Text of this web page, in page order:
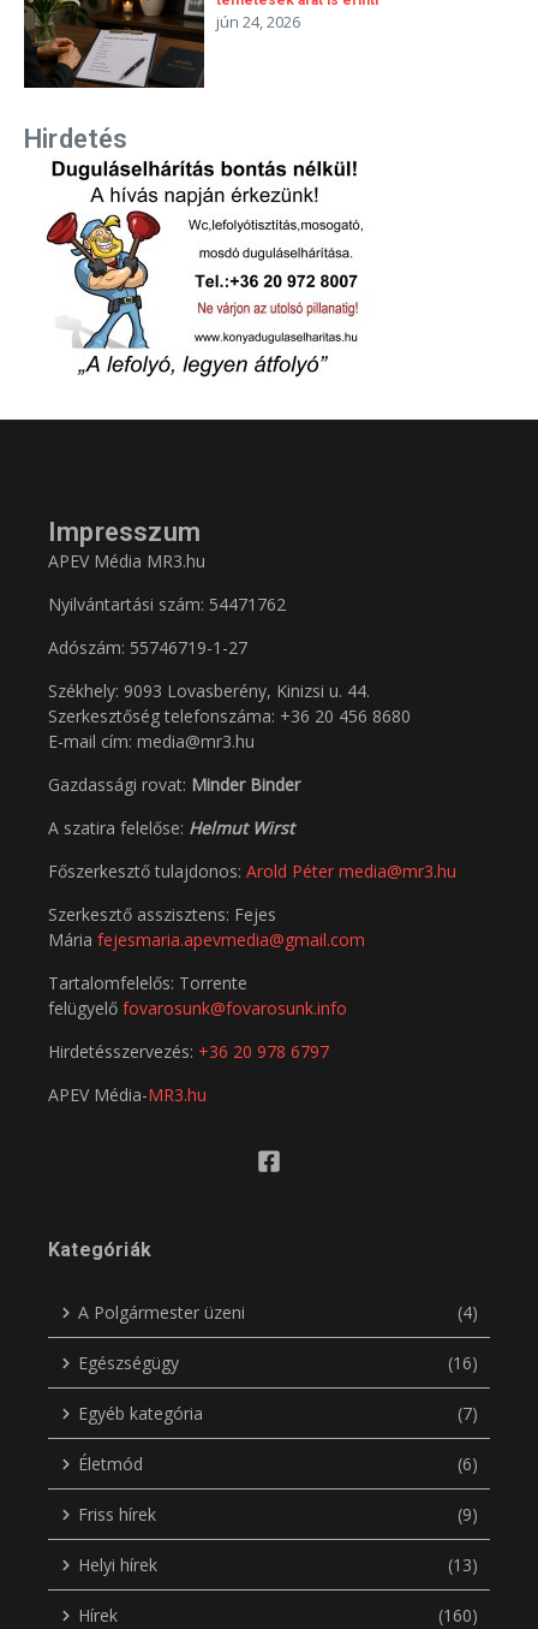
jún 24, 2026
Hirdetés
Impresszum
APEV Média MR3.hu
Nyilvántartási szám: 54471762
Adószám: 55746719-1-27
Székhely: 9093 Lovasberény, Kinizsi u. 44.
Szerkesztőség telefonszáma: +36 20 456 8680
E-mail cím: media@mr3.hu
Gazdassági rovat: Minder Binder
A szatira felelőse: Helmut Wirst
Főszerkesztő tulajdonos: Arold Péter media@mr3.hu
Szerkesztő asszisztens: Fejes
Mária fejesmaria.apevmedia@gmail.com
Tartalomfelelős: Torrente
felügyelő fovarosunk@fovarosunk.info
Hirdetésszervezés: +36 20 978 6797
APEV Média-MR3.hu
Kategóriák
A Polgármester üzeni (4)
Egészségügy (16)
Egyéb kategória (7)
Életmód (6)
Friss hírek (9)
Helyi hírek (13)
Hírek (160)